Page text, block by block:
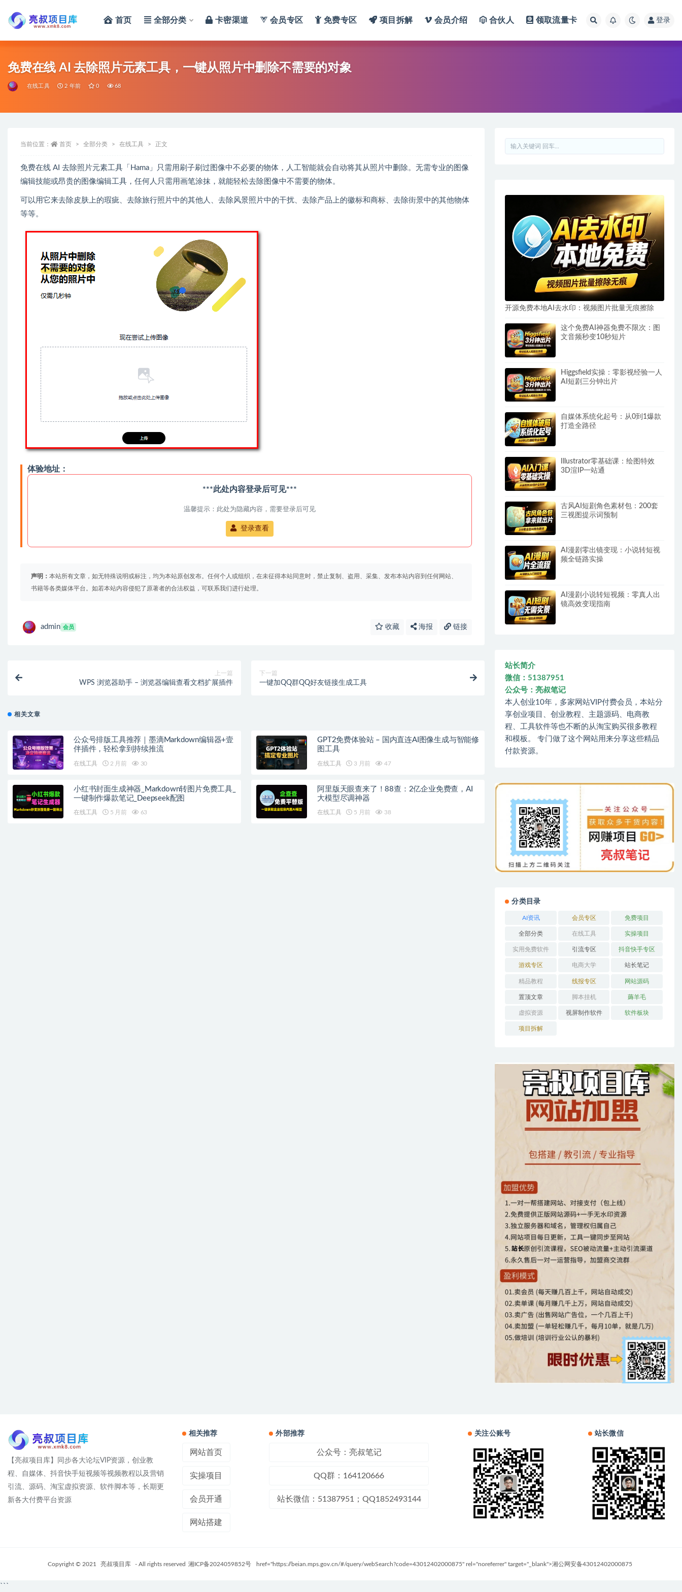
首页 全部分类 卡密渠道 会员专区 免费专区 项目拆解 会员介绍 合伙人 领取流量卡 登录
免费在线 AI 去除照片元素工具，一键从照片中删除不需要的对象
在线工具 2 年前 0 68
当前位置： 首页 全部分类 在线工具 正文
免费在线 AI 去除照片元素工具「Hama」只需用刷子刷过图像中不必要的物体，人工智能就会自动将其从照片中删除。无需专业的图像
编辑技能或昂贵的图像编辑工具，任何人只需用画笔涂抹，就能轻松去除图像中不需要的物体。
可以用它来去除皮肤上的瑕疵、去除旅行照片中的其他人、去除风景照片中的干扰、去除产品上的徽标和商标、去除街景中的其他物体
等等。
体验地址：
***此处内容登录后可见***
温馨提示：此处为隐藏内容，需要登录后可见
登录查看
声明： 本站所有文章，如无特殊说明或标注，均为本站原创发布。任何个人或组织，在未征得本站同意时，禁止复制、盗用、采集、发布本站内容到任何网站、
书籍等各类媒体平台。如若本站内容侵犯了原著者的合法权益，可联系我们进行处理。
admin 会员 收藏 海报 链接
上一篇
WPS 浏览器助手 – 浏览器编辑查看文档扩展插件
下一篇
一键加QQ群QQ好友链接生成工具
相关文章
公众号排版工具推荐｜墨滴Markdown编辑器+壹
伴插件，轻松拿到持续推流
在线工具 2 月前 30
GPT2免费体验站 – 国内直连AI图像生成与智能修
图工具
在线工具 3 月前 47
小红书封面生成神器_Markdown转图片免费工具_
一键制作爆款笔记_Deepseek配图
在线工具 5 月前 63
阿里版天眼查来了！88查：2亿企业免费查，AI
大模型尽调神器
在线工具 5 月前 38
开源免费本地AI去水印：视频图片批量无痕擦除
这个免费AI神器免费不限次：图
文音频秒变10秒短片
Higgsfield实操：零影视经验一人
AI短剧三分钟出片
自媒体系统化起号：从0到1爆款
打造全路径
Illustrator零基础课：绘图特效
3D渲IP一站通
古风AI短剧角色素材包：200套
三视图提示词预制
AI漫剧零出镜变现：小说转短视
频全链路实操
AI漫剧小说转短视频：零真人出
镜高效变现指南
站长简介
微信：51387951
公众号：亮叔笔记
本人创业10年，多家网站VIP付费会员，本站分
享创业项目、创业教程、主题源码、电商教
程、工具软件等也不断的从淘宝购买很多教程
和模板。 专门做了这个网站用来分享这些精品
付款资源。
分类目录
AI资讯 会员专区 免费项目
全部分类 在线工具 实操项目
实用免费软件 引流专区 抖音快手专区
游戏专区 电商大学 站长笔记
精品教程 线报专区 网站源码
置顶文章 脚本挂机 薅羊毛
虚拟资源 视屏制作软件 软件板块
项目拆解
【亮叔项目库】同步各大论坛VIP资源，创业教
程、自媒体、抖音快手短视频等视频教程以及营销
引流、源码、淘宝虚拟资源、软件脚本等，长期更
新各大付费平台资源
相关推荐
网站首页
实操项目
会员开通
网站搭建
外部推荐
公众号：亮叔笔记
QQ群：164120666
站长微信：51387951；QQ1852493144
关注公账号 站长微信
Copyright © 2021 亮叔项目库 - All rights reserved 湘ICP备2024059852号 href="https://beian.mps.gov.cn/#/query/webSearch?code=43012402000875" rel="noreferrer" target="_blank">湘公网安备43012402000875
```